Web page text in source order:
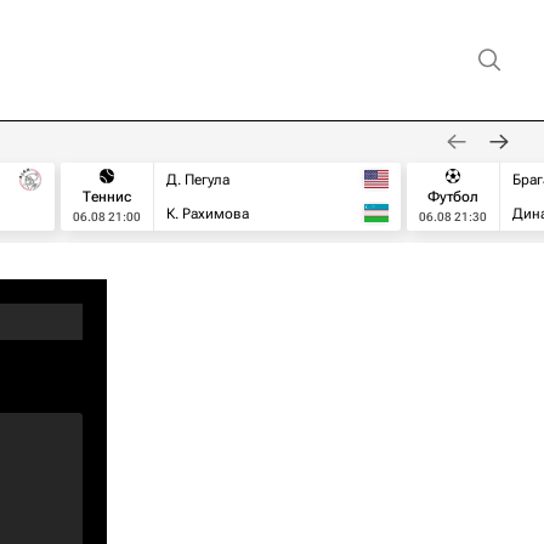
Теннис
06.08 21:00
Д. Пегула
К. Рахимова
Футбол
06.08 21:30